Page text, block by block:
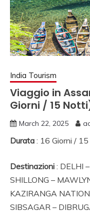
IN
CON
INDIA,
CON
India Tourism
Viaggio in
Giorni / 15
March 22, 2025
Durata : 16 Giorni /
Destinazioni : DELHI
SHILLONG –
KAZIRANGA
SIBSAGAR –